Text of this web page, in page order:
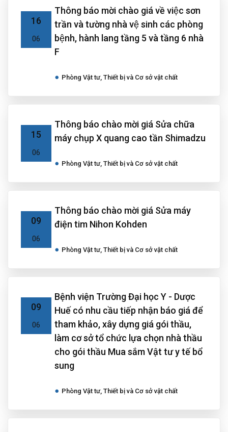
16
06
Thông báo mời chào giá về việc sơn
trần và tường nhà vệ sinh các phòng
bệnh, hành lang tầng 5 và tầng 6 nhà
F
Phòng Vật tư, Thiết bị và Cơ sở vật chất
15
06
Thông báo chào mời giá Sửa chữa
máy chụp X quang cao tần Shimadzu
Phòng Vật tư, Thiết bị và Cơ sở vật chất
09
06
Thông báo chào mời giá Sửa máy
điện tim Nihon Kohden
Phòng Vật tư, Thiết bị và Cơ sở vật chất
09
06
Bệnh viện Trường Đại học Y - Dược
Huế có nhu cầu tiếp nhận báo giá để
tham khảo, xây dựng giá gói thầu,
làm cơ sở tổ chức lựa chọn nhà thầu
cho gói thầu Mua sắm Vật tư y tế bổ
sung
Phòng Vật tư, Thiết bị và Cơ sở vật chất